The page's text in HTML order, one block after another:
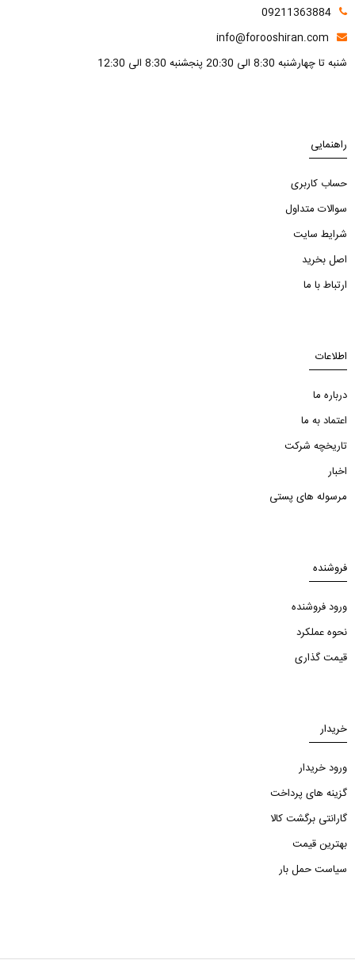
09211363884
info@forooshiran.com
شنبه تا چهارشنبه 8:30 الی 20:30 پنجشنبه 8:30 الی 12:30
راهنمایی
حساب کاربری
سوالات متداول
شرایط سایت
اصل بخرید
ارتباط با ما
اطلاعات
درباره ما
اعتماد به ما
تاریخچه شرکت
اخبار
مرسوله های پستی
فروشنده
ورود فروشنده
نحوه عملکرد
قیمت گذاری
خریدار
ورود خریدار
گزینه های پرداخت
گارانتی برگشت کالا
بهترین قیمت
سیاست حمل بار